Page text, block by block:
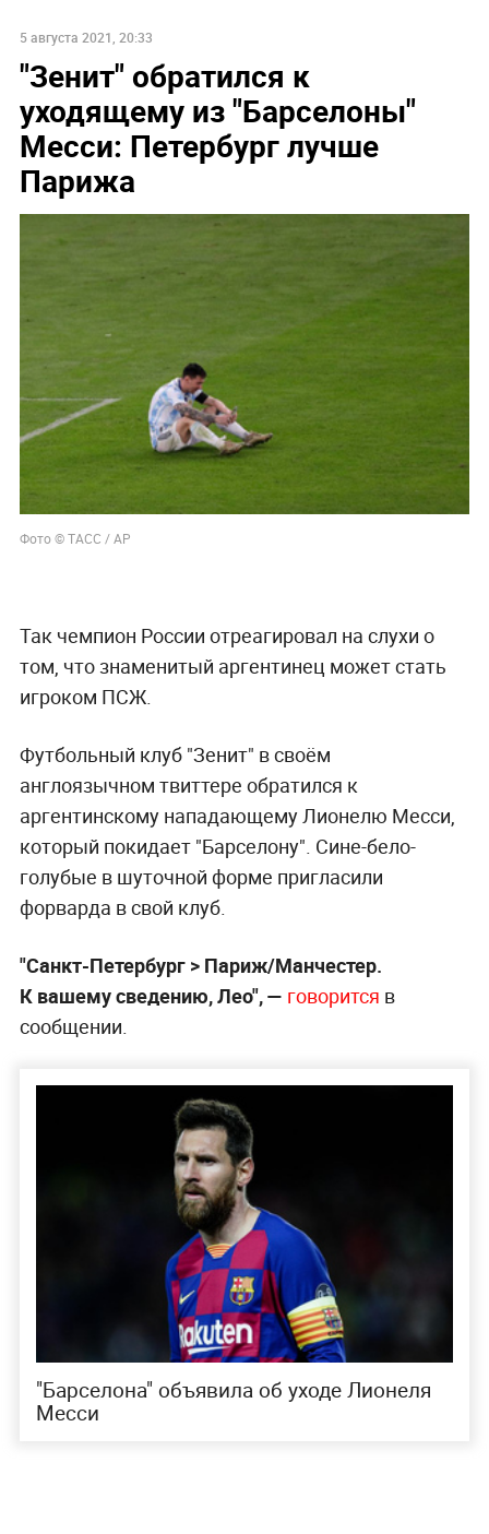
5 августа 2021, 20:33
"Зенит" обратился к
уходящему из "Барселоны"
Месси: Петербург лучше
Парижа
Фото © ТАСС / AP
Так чемпион России отреагировал на слухи о
том, что знаменитый аргентинец может стать
игроком ПСЖ.
Футбольный клуб "Зенит" в своём
англоязычном твиттере обратился к
аргентинскому нападающему Лионелю Месси,
который покидает "Барселону". Сине-бело-
голубые в шуточной форме пригласили
форварда в свой клуб.
"Санкт-Петербург > Париж/Манчестер.
К вашему сведению, Лео", — говорится в
сообщении.
"Барселона" объявила об уходе Лионеля
Месси